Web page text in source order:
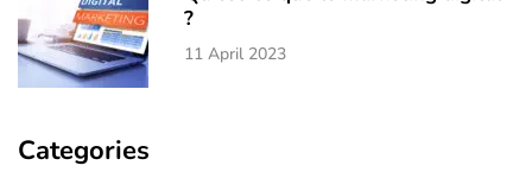
?
11 April 2023
Categories